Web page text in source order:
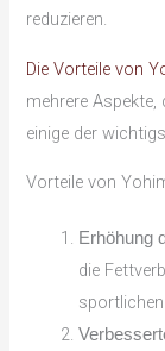
reduzieren.
Die Vorteile von
mehrere
einige der
Vorteile von
Erhöhung
die